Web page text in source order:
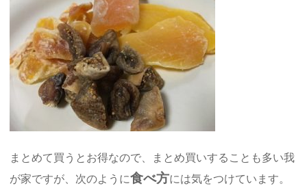
まとめて買うとお得なので、まとめ買いすることも多い我
が家ですが、次のように食べ方には気をつけています。